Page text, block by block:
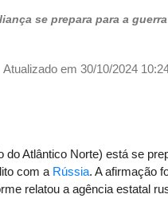
se prepara para a
Atualizado em 30/10/2024
do Atlântico Norte) está se
com a Rússia. A afirmação
relatou a agência estatal